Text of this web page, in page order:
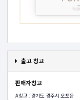
출고 창고
판매자창고
A창고 : 경기도 광주시 오포읍